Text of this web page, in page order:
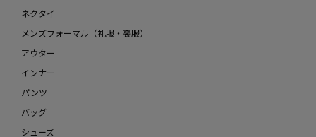
ネクタイ
メンズフォーマル（礼服・喪服）
アウター
インナー
パンツ
バッグ
シューズ